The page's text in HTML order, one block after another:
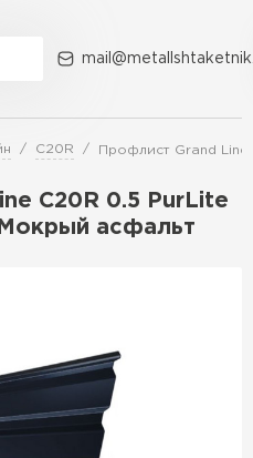
C20R Профлист Grand
C20R 0.5 PurLite
асфальт
О компании Контакты